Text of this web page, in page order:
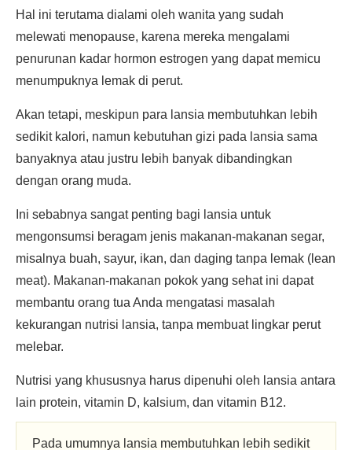
Hal ini terutama dialami oleh wanita yang sudah
melewati menopause, karena mereka mengalami
penurunan kadar hormon estrogen yang dapat memicu
menumpuknya lemak di perut.
Akan tetapi, meskipun para lansia membutuhkan lebih
sedikit kalori, namun kebutuhan gizi pada lansia sama
banyaknya atau justru lebih banyak dibandingkan
dengan orang muda.
Ini sebabnya sangat penting bagi lansia untuk
mengonsumsi beragam jenis makanan-makanan segar,
misalnya buah, sayur, ikan, dan daging tanpa lemak (lean
meat). Makanan-makanan pokok yang sehat ini dapat
membantu orang tua Anda mengatasi masalah
kekurangan nutrisi lansia, tanpa membuat lingkar perut
melebar.
Nutrisi yang khususnya harus dipenuhi oleh lansia antara
lain protein, vitamin D, kalsium, dan vitamin B12.
Pada umumnya lansia membutuhkan lebih sedikit